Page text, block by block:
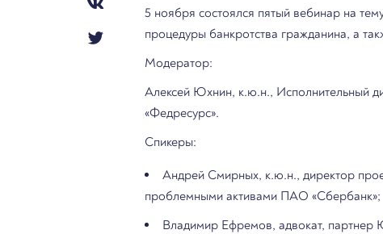
5 ноября состоялся пятый вебинар на
процедуры банкротства гражданина, а
Модератор:
Алексей Юхнин, к.ю.н., Исполнительный
«Федресурс».
Спикеры:
Андрей Смирных, к.ю.н., директор
проблемными активами ПАО «Сбербанк»;
Владимир Ефремов, адвокат,